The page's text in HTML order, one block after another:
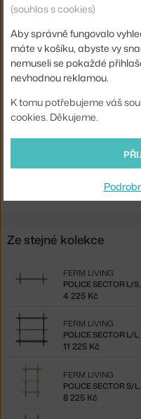
Šířka:
54 cm
Hmotnost:
4,2 kg
Barva:
černá
Materiál:
mosaz,
Kód produktu FER-
EAN
5704723258407
Ste zo Slovenska? Prejdite
brass
Shopping from the EU?
Ze stejné kolekce
POLICE SECTOR L/
FERM LIVING
4 225 Kč
POLICE SECTOR L/
FERM LIVING
11 225 Kč
POLICE SECTOR S/
FERM LIVING
8 225 Kč
(souhlas s cookies)
Aby správně fungovalo
máte v košíku, abyste vy
nemuseli se pokaždé
nevhodnou reklamou.
K tomu potřebujeme váš
cookies. Děkujeme.